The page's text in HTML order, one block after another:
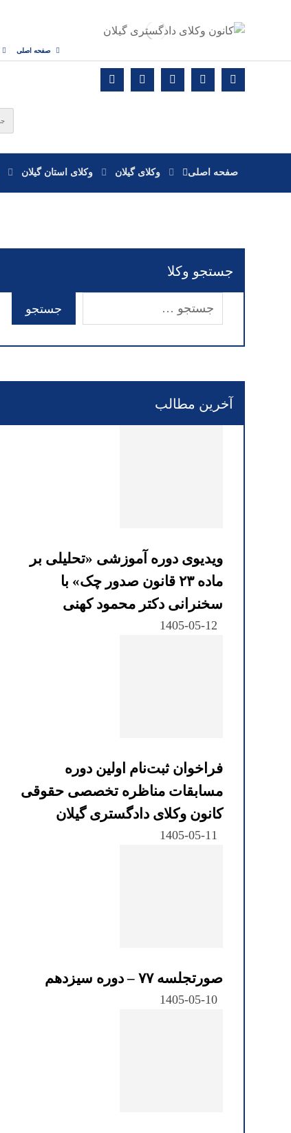
صفحه اصلی
صفحه اصلی وکلای گیلان وکلای استان گیلان
جستجو وکلا
آخرین مطالب
ویدیوی دوره آموزشی «تحلیلی بر
ماده ۲۳ قانون صدور چک» با
سخنرانی دکتر محمود کهنی
1405-05-12
فراخوان ثبت‌نام اولین دوره
مسابقات مناظره تخصصی حقوقی
کانون وکلای دادگستری گیلان
1405-05-11
صورتجلسه ۷۷ – دوره سیزدهم
1405-05-10